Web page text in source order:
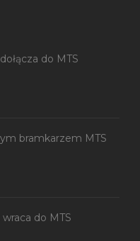
do MTS
bramkarzem MTS
do MTS